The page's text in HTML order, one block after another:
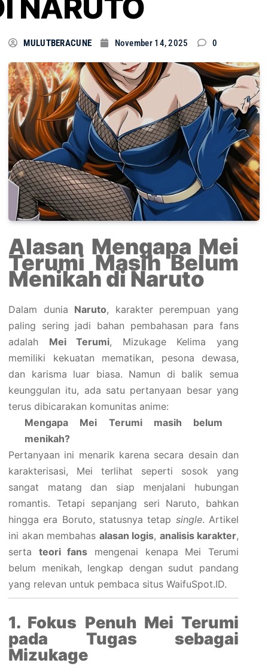
NARUTO
MULUTBERACUNE November 14, 2025 0
Alasan Mengapa Mei
Terumi Masih Belum
Menikah di Naruto
Dalam dunia Naruto, karakter perempuan yang
paling sering jadi bahan pembahasan para fans
adalah Mei Terumi, Mizukage Kelima yang
memiliki kekuatan mematikan, pesona dewasa,
dan karisma luar biasa. Namun di balik semua
keunggulan itu, ada satu pertanyaan besar yang
terus dibicarakan komunitas anime:
Mengapa Mei Terumi masih belum
menikah?
Pertanyaan ini menarik karena secara desain dan
karakterisasi, Mei terlihat seperti sosok yang
sangat matang dan siap menjalani hubungan
romantis. Tetapi sepanjang seri Naruto, bahkan
hingga era Boruto, statusnya tetap single. Artikel
ini akan membahas alasan logis, analisis karakter,
serta teori fans mengenai kenapa Mei Terumi
belum menikah, lengkap dengan sudut pandang
yang relevan untuk pembaca situs WaifuSpot.ID.
1. Fokus Penuh Mei Terumi
pada Tugas sebagai
Mizukage